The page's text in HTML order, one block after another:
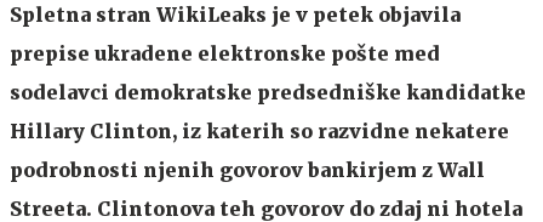
Spletna stran WikiLeaks je v petek objavila
prepise ukradene elektronske pošte med
sodelavci demokratske predsedniške kandidatke
Hillary Clinton, iz katerih so razvidne nekatere
podrobnosti njenih govorov bankirjem z Wall
Streeta. Clintonova teh govorov do zdaj ni hotela